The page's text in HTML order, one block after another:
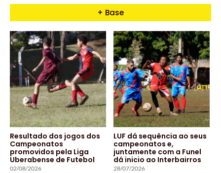
+ Base
Resultado dos jogos dos
Campeonatos
promovidos pela Liga
Uberabense de Futebol
02/08/2026
LUF dá sequência ao seus
campeonatos e,
juntamente com a Funel
dá inicio ao Interbairros
28/07/2026